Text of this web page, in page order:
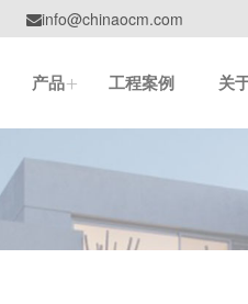
info@chinaocm.com
产品+ 工程案例 关